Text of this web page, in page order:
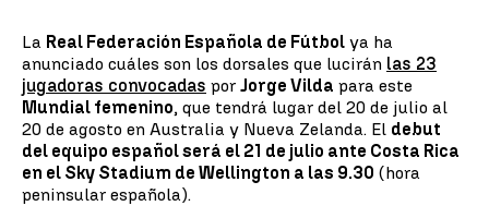
La Real Federación Española de Fútbol ya ha
anunciado cuáles son los dorsales que lucirán las 23
jugadoras convocadas por Jorge Vilda para este
Mundial femenino, que tendrá lugar del 20 de julio al
20 de agosto en Australia y Nueva Zelanda. El debut
del equipo español será el 21 de julio ante Costa Rica
en el Sky Stadium de Wellington a las 9.30 (hora
peninsular española).